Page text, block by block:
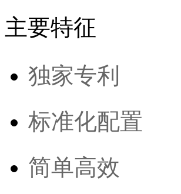
主要特征
独家专利
标准化配置
简单高效